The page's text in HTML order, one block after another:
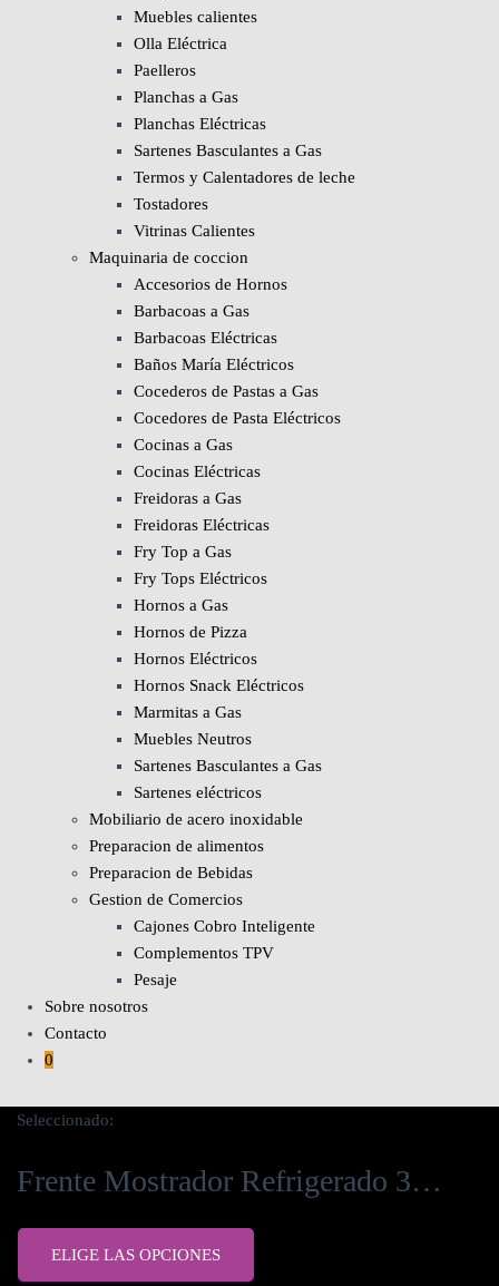
Muebles calientes
Olla Eléctrica
Paelleros
Planchas a Gas
Planchas Eléctricas
Sartenes Basculantes a Gas
Termos y Calentadores de leche
Tostadores
Vitrinas Calientes
Maquinaria de coccion
Accesorios de Hornos
Barbacoas a Gas
Barbacoas Eléctricas
Baños María Eléctricos
Cocederos de Pastas a Gas
Cocedores de Pasta Eléctricos
Cocinas a Gas
Cocinas Eléctricas
Freidoras a Gas
Freidoras Eléctricas
Fry Top a Gas
Fry Tops Eléctricos
Hornos a Gas
Hornos de Pizza
Hornos Eléctricos
Hornos Snack Eléctricos
Marmitas a Gas
Muebles Neutros
Sartenes Basculantes a Gas
Sartenes eléctricos
Mobiliario de acero inoxidable
Preparacion de alimentos
Preparacion de Bebidas
Gestion de Comercios
Cajones Cobro Inteligente
Complementos TPV
Pesaje
Sobre nosotros
Contacto
0
Seleccionado:
Frente Mostrador Refrigerado 3…
ELIGE LAS OPCIONES